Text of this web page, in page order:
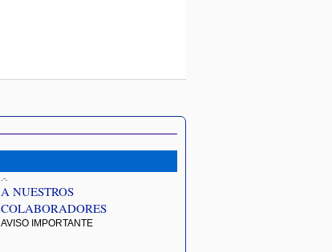
.-.
A NUESTROS
COLABORADORES
AVISO IMPORTANTE